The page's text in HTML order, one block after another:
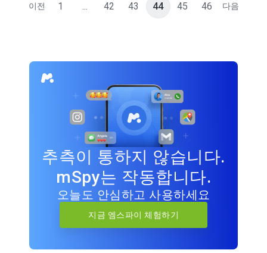
이전 1 ... 42 43 44 45 46 다음
추측이 통하지 않습니다.
mSpy는 작동합니다.
오늘도 안심하고 사용하세요
지금 엠스파이 체험하기